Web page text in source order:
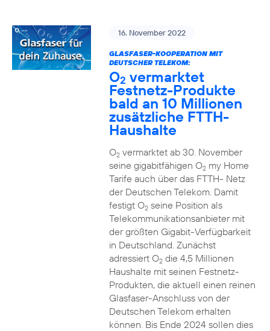
16. November 2022
GLASFASER-KOOPERATION MIT
DEUTSCHER TELEKOM:
O2 vermarktet
Festnetz-Produkte
bald an 10 Millionen
zusätzliche FTTH-
Haushalte
O2vermarktet ab 30. November
seine gigabitfähigen O2my Home
Tarife auch über das FTTH- Netz
der Deutschen Telekom. Damit
festigt O2seine Position als
Telekommunikationsanbieter mit
der größten Gigabit-Verfügbarkeit
in Deutschland. Zunächst
adressiert O2die 4,5 Millionen
Haushalte mit seinen Festnetz-
Produkten, die aktuell einen reinen
Glasfaser-Anschluss von der
Deutschen Telekom erhalten
können. Bis Ende 2024 sollen dies